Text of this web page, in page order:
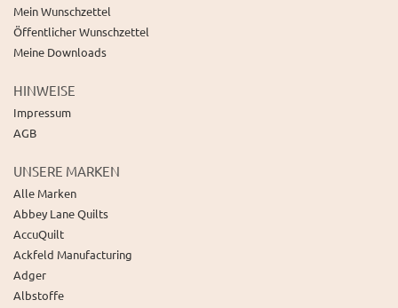
Mein Wunschzettel
Öffentlicher Wunschzettel
Meine Downloads
HINWEISE
Impressum
AGB
UNSERE MARKEN
Alle Marken
Abbey Lane Quilts
AccuQuilt
Ackfeld Manufacturing
Adger
Albstoffe